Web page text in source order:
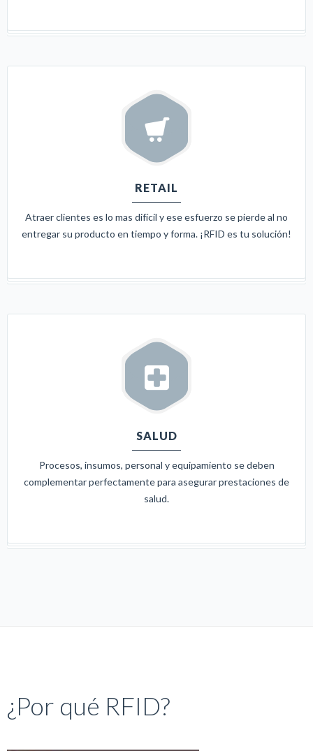
RETAIL
Atraer clientes es lo mas difícil y ese esfuerzo se pierde al no
entregar su producto en tiempo y forma. ¡RFID es tu solución!
SALUD
Procesos, insumos, personal y equipamiento se deben
complementar perfectamente para asegurar prestaciones de
salud.
¿Por qué RFID?